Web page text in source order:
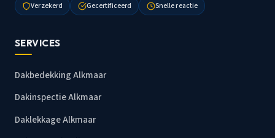
Verzekerd Gecertificeerd Snelle reactie
SERVICES
Dakbedekking Alkmaar
Dakinspectie Alkmaar
Daklekkage Alkmaar